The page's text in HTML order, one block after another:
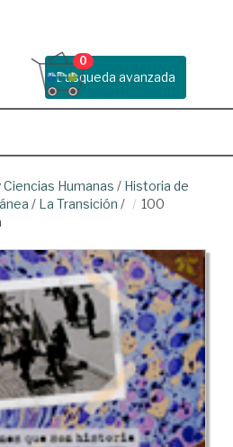
Busqueda avanzada
0
Ciencias Humanas / Historia de
/ La Transición /
100